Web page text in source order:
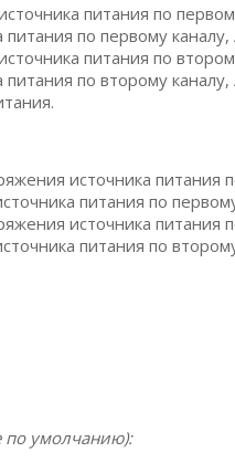
питания по
по первому каналу,
питания по
по второму каналу,
источника питания
питания по
источника питания
питания по
по умолчанию):